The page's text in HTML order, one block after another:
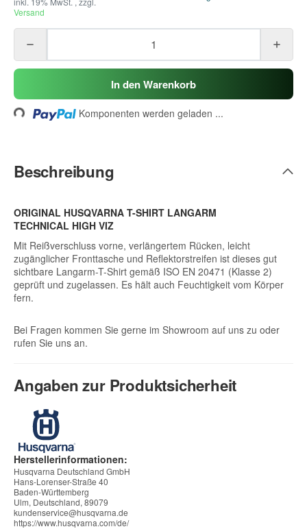
Versand
In den Warenkorb
Komponenten werden geladen ...
Beschreibung
ORIGINAL HUSQVARNA T-SHIRT LANGARM
TECHNICAL HIGH VIZ
Mit Reißverschluss vorne, verlängertem Rücken, leicht
zugänglicher Fronttasche und Reflektorstreifen ist dieses gut
sichtbare Langarm-T-Shirt gemäß ISO EN 20471 (Klasse 2)
geprüft und zugelassen. Es hält auch Feuchtigkeit vom Körper
fern.
Bei Fragen kommen Sie gerne im Showroom auf uns zu oder
rufen Sie uns an.
Angaben zur Produktsicherheit
Herstellerinformationen:
Husqvarna Deutschland GmbH
Hans-Lorenser-Straße 40
Baden-Württemberg
Ulm, Deutschland, 89079
kundenservice@husqvarna.de
https://www.husqvarna.com/de/